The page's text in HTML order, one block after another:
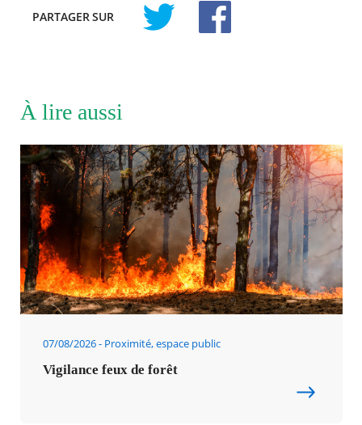
PARTAGERSUR
À lire aussi
07/08/2026 Proximité, espace public
Vigilance feux de forêt